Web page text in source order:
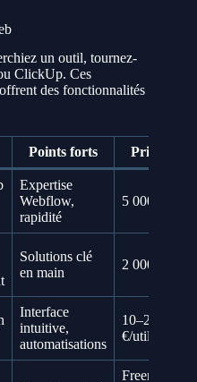
un outil, tournez-
ClickUp. Ces
des fonctionnalités
Points forts Prix
Expertise
Webflow,
rapidité
5 000–20
Solutions clé
en main
2 000–10
Interface
intuitive,
automatisations
10–20
€/utilisateur/
Freemium,